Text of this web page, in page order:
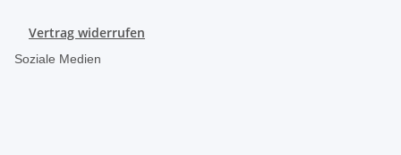
Vertrag widerrufen
Soziale Medien